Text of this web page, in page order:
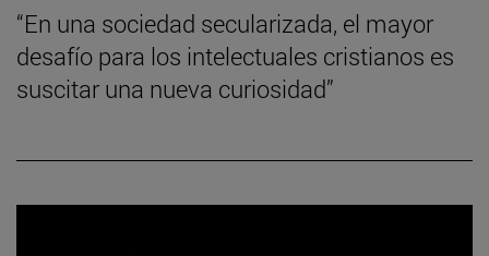
“En una sociedad secularizada, el mayor
desafío para los intelectuales cristianos es
suscitar una nueva curiosidad”